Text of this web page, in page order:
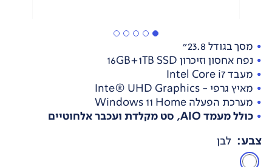
מסך בגודל 23.8"
נפח אחסון וזיכרון 16GB+1TB SSD
מעבד Intel Core i7
מאיץ גרפי - Inte® UHD Graphics
מערכת הפעלה Windows 11 Home
כולל מעמד AIO, סט מקלדת ועכבר אלחוטיים
צבע: לבן